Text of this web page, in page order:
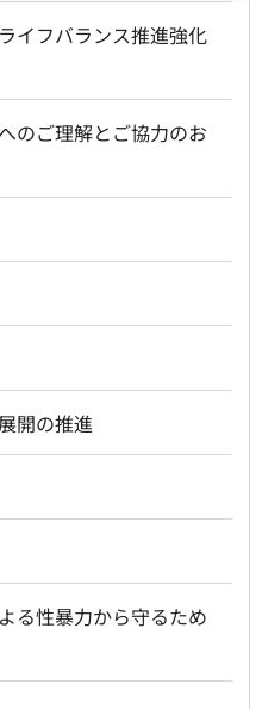
イフバランス推進強化
のご理解とご協力のお
開の推進
る性暴力から守るため